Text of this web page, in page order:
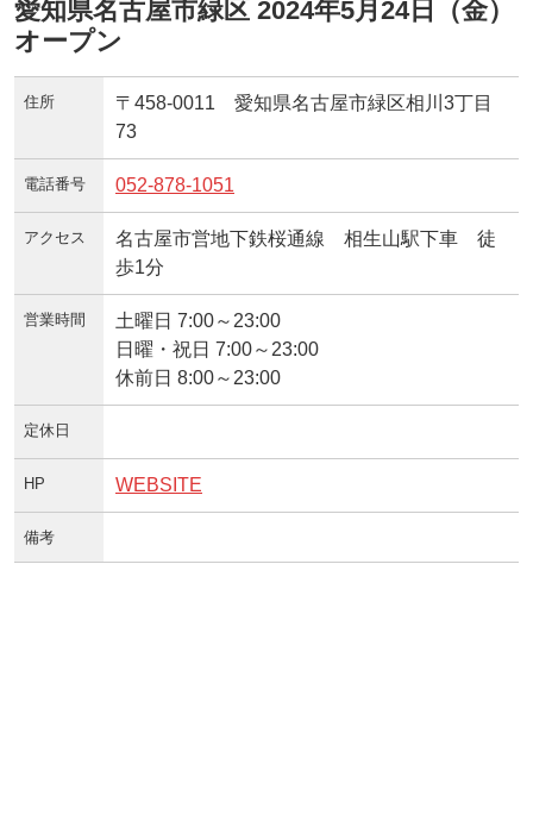
愛知県名古屋市緑区 2024年5月24日（金）
オープン
住所
〒458-0011 愛知県名古屋市緑区相川3丁目
73
電話番号 052-878-1051
アクセス
名古屋市営地下鉄桜通線 相生山駅下車 徒
歩1分
営業時間
土曜日 7:00～23:00
日曜・祝日 7:00～23:00
休前日 8:00～23:00
定休日
HP WEBSITE
備考